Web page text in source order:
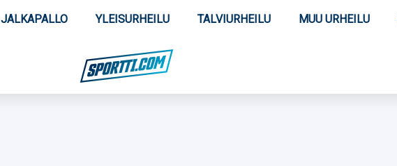
JALKAPALLO YLEISURHEILU TALVIURHEILU MUU URHEILU